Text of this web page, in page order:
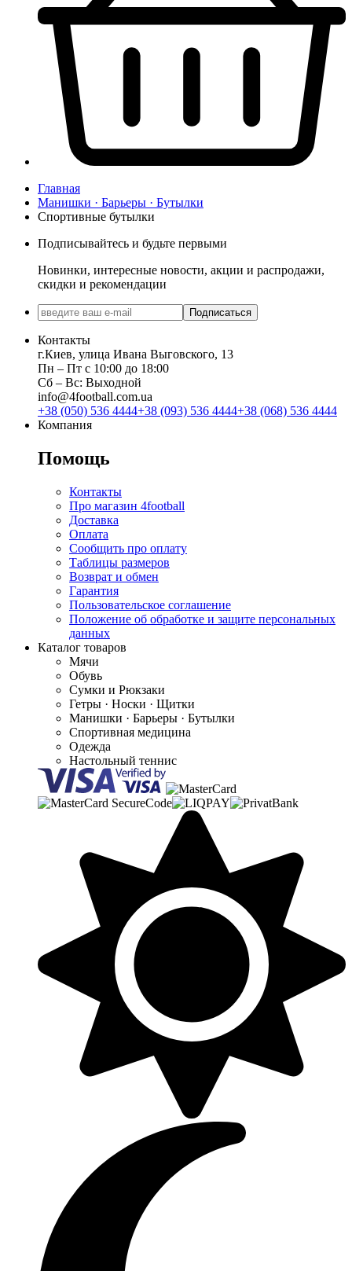
Главная
Манишки · Барьеры · Бутылки
Спортивные бутылки
Подписывайтесь и будьте первыми
Новинки, интересные новости, акции и распродажи,
скидки и рекомендации
Подписаться
Контакты
г.Киев, улица Ивана Выговского, 13
Пн ‒ Пт с 10:00 до 18:00
Сб ‒ Вс: Выходной
info@4football.com.ua
+38 (050) 536 4444+38 (093) 536 4444+38 (068) 536 4444
Компания
Помощь
Контакты
Про магазин 4football
Доставка
Оплата
Сообщить про оплату
Таблицы размеров
Возврат и обмен
Гарантия
Пользовательское соглашение
Положение об обработке и защите персональных
данных
Каталог товаров
Мячи
Обувь
Сумки и Рюкзаки
Гетры · Носки · Щитки
Манишки · Барьеры · Бутылки
Спортивная медицина
Одежда
Настольный теннис